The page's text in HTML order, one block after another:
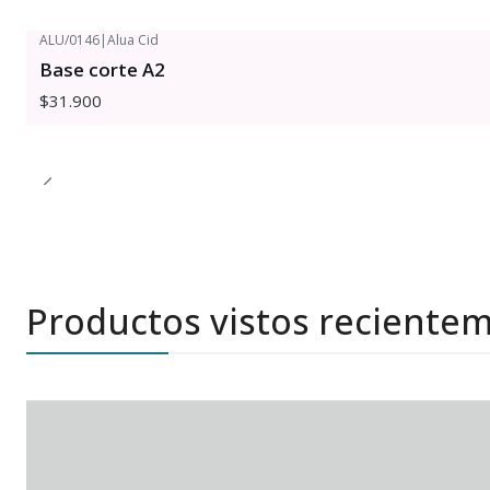
ALU/0146|Alua Cid
Base corte A2
$31.900
Productos vistos